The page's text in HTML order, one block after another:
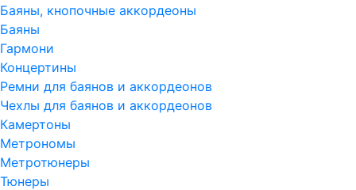
Баяны, кнопочные аккордеоны
Баяны
Гармони
Концертины
Ремни для баянов и аккордеонов
Чехлы для баянов и аккордеонов
Камертоны
Метрономы
Метротюнеры
Тюнеры